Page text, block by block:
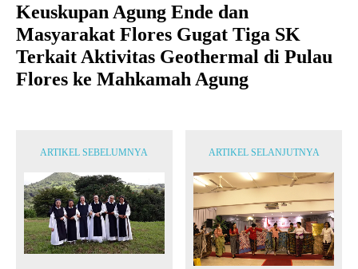
Keuskupan Agung Ende dan
Masyarakat Flores Gugat Tiga SK
Terkait Aktivitas Geothermal di Pulau
Flores ke Mahkamah Agung
ARTIKEL SEBELUMNYA ARTIKEL SELANJUTNYA